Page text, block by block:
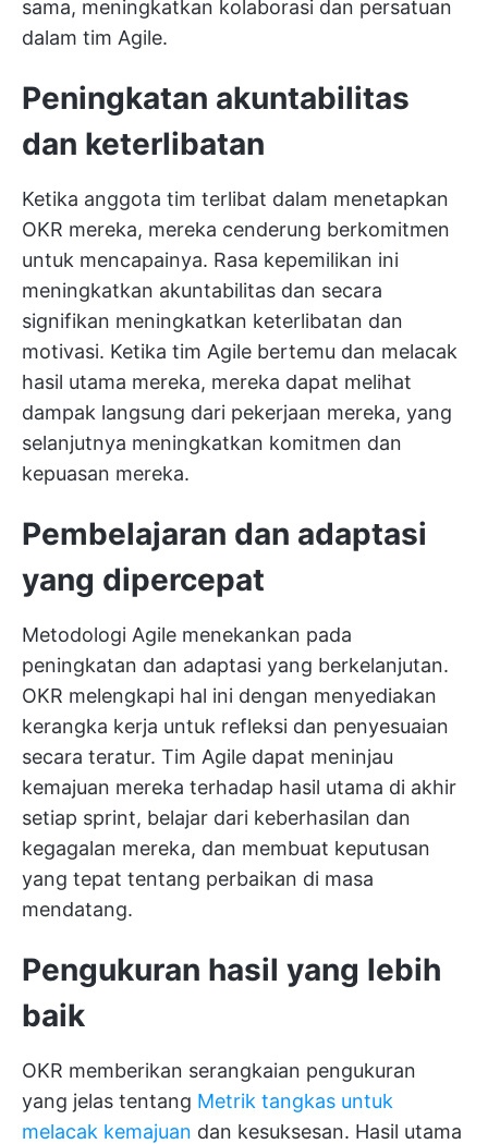
sama, meningkatkan kolaborasi dan persatuan
dalam tim Agile.
Peningkatan akuntabilitas
dan keterlibatan
Ketika anggota tim terlibat dalam menetapkan
OKR mereka, mereka cenderung berkomitmen
untuk mencapainya. Rasa kepemilikan ini
meningkatkan akuntabilitas dan secara
signifikan meningkatkan keterlibatan dan
motivasi. Ketika tim Agile bertemu dan melacak
hasil utama mereka, mereka dapat melihat
dampak langsung dari pekerjaan mereka, yang
selanjutnya meningkatkan komitmen dan
kepuasan mereka.
Pembelajaran dan adaptasi
yang dipercepat
Metodologi Agile menekankan pada
peningkatan dan adaptasi yang berkelanjutan.
OKR melengkapi hal ini dengan menyediakan
kerangka kerja untuk refleksi dan penyesuaian
secara teratur. Tim Agile dapat meninjau
kemajuan mereka terhadap hasil utama di akhir
setiap sprint, belajar dari keberhasilan dan
kegagalan mereka, dan membuat keputusan
yang tepat tentang perbaikan di masa
mendatang.
Pengukuran hasil yang lebih
baik
OKR memberikan serangkaian pengukuran
yang jelas tentang Metrik tangkas untuk
melacak kemajuan dan kesuksesan. Hasil utama